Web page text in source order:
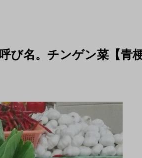
び名。チンゲン菜【青梗